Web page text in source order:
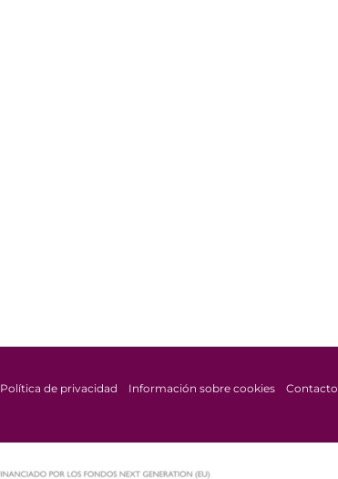
Política de privacidad Información sobre cookies Contacto